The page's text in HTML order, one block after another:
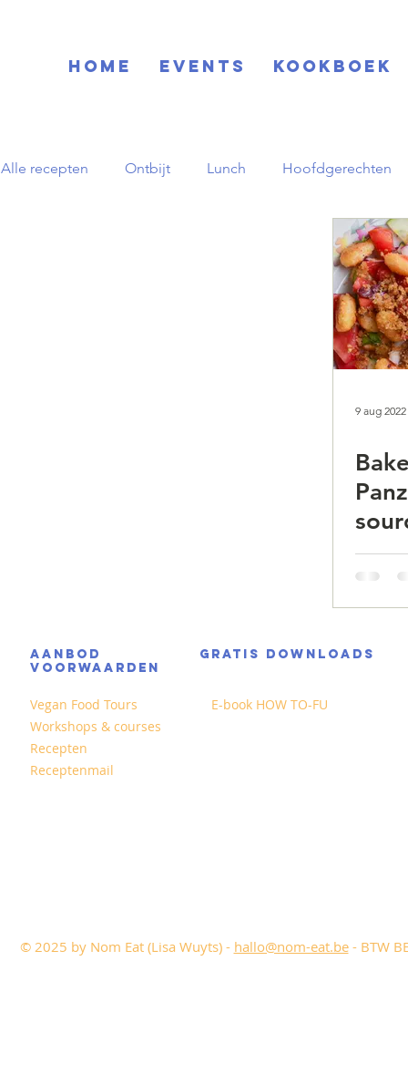
Home EVENTS KOOKBOEK
Alle recepten Ontbijt Lunch Hoofdgerechten
Feestdagen
pornstar martini
9 aug 2022
AANBOD
GRATIS DOWNLOADS
VOORWAARDEN
Vegan Food Tours
Workshops & courses
Recepten
Receptenmail
E-book HOW TO-FU
© 2025 by Nom Eat (Lisa Wuyts) - hallo@nom-eat.be- BTW